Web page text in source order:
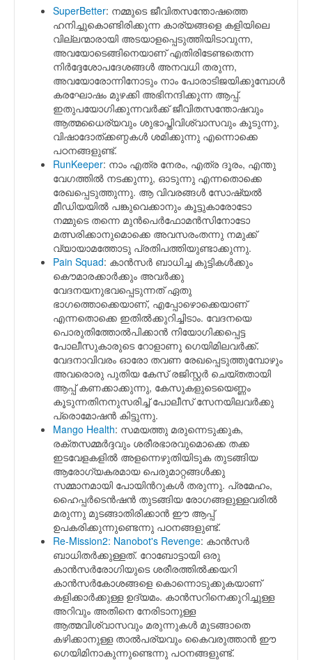
SuperBetter: നമ്മുടെ ജീവിതസന്തോഷത്തെ
ഹനിച്ചുകൊണ്ടിരിക്കുന്ന കാര്യങ്ങളെ കളിയിലെ
വില്ലന്മാരായി അടയാളപ്പെടുത്തിയിടാവുന്ന,
അവയോടെങ്ങിനെയാണ് എതിരിടേണ്ടതെന്ന
നിര്‍ദ്ദേശോപദേശങ്ങള്‍ അനവധി തരുന്ന,
അവയോരോന്നിനോടും നാം പോരാടിജയിക്കുമ്പോള്‍
കരഘോഷം മുഴക്കി അഭിനന്ദിക്കുന്ന ആപ്പ്.
ഇതുപയോഗിക്കുന്നവര്‍ക്ക് ജീവിതസന്തോഷവും
ആത്മധൈര്യവും ശുഭാപ്തിവിശ്വാസവും കൂടുന്നു,
വിഷാദോത്ക്കണ്ഠകള്‍ ശമിക്കുന്നു എന്നൊക്കെ
പഠനങ്ങളുണ്ട്.
RunKeeper: നാം എത്ര നേരം, എത്ര ദൂരം, എന്തു
വേഗത്തില്‍ നടക്കുന്നു, ഓടുന്നു എന്നതൊക്കെ
രേഖപ്പെടുത്തുന്നു. ആ വിവരങ്ങള്‍ സോഷ്യല്‍
മീഡിയയില്‍ പങ്കുവെക്കാനും കൂട്ടുകാരോടോ
നമ്മുടെ തന്നെ മുന്‍പെര്‍ഫോമന്‍സിനോടോ
മത്സരിക്കാനുമൊക്കെ അവസരംതന്നു നമുക്ക്
വ്യായാമത്തോടു പ്രതിപത്തിയുണ്ടാക്കുന്നു.
Pain Squad: കാന്‍സര്‍ ബാധിച്ച കുട്ടികള്‍ക്കും
കൌമാരക്കാര്‍ക്കും അവര്‍ക്കു
വേദനയനുഭവപ്പെടുന്നത് ഏതു
ഭാഗത്തൊക്കെയാണ്, എപ്പോഴൊക്കെയാണ്
എന്നതൊക്കെ ഇതില്‍ക്കുറിച്ചിടാം. വേദനയെ
പൊരുതിത്തോല്‍പിക്കാന്‍ നിയോഗിക്കപ്പെട്ട
പോലീസുകാരുടെ റോളാണു ഗെയിമിലവര്‍ക്ക്.
വേദനാവിവരം ഓരോ തവണ രേഖപ്പെടുത്തുമ്പോഴും
അവരൊരു പുതിയ കേസ് രജിസ്റ്റര്‍ ചെയ്തതായി
ആപ്പ് കണക്കാക്കുന്നു, കേസുകളുടെയെണ്ണം
കൂടുന്നതിനനുസരിച്ച് പോലീസ് സേനയിലവര്‍ക്കു
പ്രൊമോഷന്‍ കിട്ടുന്നു.
Mango Health: സമയത്തു മരുന്നെടുക്കുക,
രക്തസമ്മര്‍ദ്ദവും ശരീരഭാരവുമൊക്കെ തക്ക
ഇടവേളകളില്‍ അളന്നെഴുതിയിടുക തുടങ്ങിയ
ആരോഗ്യകരമായ പെരുമാറ്റങ്ങള്‍ക്കു
സമ്മാനമായി പോയിന്‍റുകള്‍ തരുന്നു. പ്രമേഹം,
ഹൈപ്പര്‍ടെന്‍ഷന്‍ തുടങ്ങിയ രോഗങ്ങളുള്ളവരില്‍
മരുന്നു മുടങ്ങാതിരിക്കാന്‍ ഈ ആപ്പ്
ഉപകരിക്കുന്നുണ്ടെന്നു പഠനങ്ങളുണ്ട്.
Re-Mission2: Nanobot's Revenge: കാന്‍സര്‍
ബാധിതര്‍ക്കുള്ളത്. റോബോട്ടായി ഒരു
കാന്‍സര്‍രോഗിയുടെ ശരീരത്തില്‍ക്കയറി
കാന്‍സര്‍കോശങ്ങളെ കൊന്നൊടുക്കുകയാണ്
കളിക്കാര്‍ക്കുള്ള ഉദ്യമം. കാന്‍സറിനെക്കുറിച്ചുള്ള
അറിവും അതിനെ നേരിടാനുള്ള
ആത്മവിശ്വാസവും മരുന്നുകള്‍ മുടങ്ങാതെ
കഴിക്കാനുള്ള താല്‍പര്യവും കൈവരുത്താന്‍ ഈ
ഗെയിമിനാകുന്നുണ്ടെന്നു പഠനങ്ങളുണ്ട്.